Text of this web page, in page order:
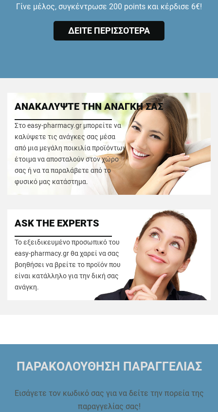
Γίνε μέλος, συγκέντρωσε 200 points και κέρδισε 6€!
ΔΕΙΤΕ ΠΕΡΙΣΣΟΤΕΡΑ
ΑΝΑΚΑΛΥΨΤΕ ΤΗΝ ΑΝΑΓΚΗ ΣΑΣ
Στο easy-pharmacy.gr μπορείτε να
καλύψετε τις ανάγκες σας μέσα
από μια μεγάλη ποικιλία προϊόντων
έτοιμα να αποσταλούν στον χώρο
σας ή να τα παραλάβετε από το
φυσικό μας κατάστημα.
ASK THE EXPERTS
Το εξειδικευμένο προσωπικό του
easy-pharmacy.gr θα χαρεί να σας
βοηθήσει να βρείτε το προϊόν που
είναι κατάλληλο για την δική σας
ανάγκη.
ΠΑΡΑΚΟΛΟΥΘΗΣΗ ΠΑΡΑΓΓΕΛΙΑΣ
Εισάγετε τον κωδικό σας για να δείτε την πορεία της
παραγγελίας σας!